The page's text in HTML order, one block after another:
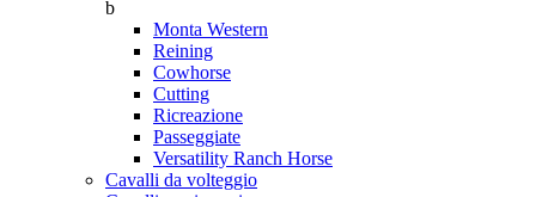
b
Monta Western
Reining
Cowhorse
Cutting
Ricreazione
Passeggiate
Versatility Ranch Horse
Cavalli da volteggio